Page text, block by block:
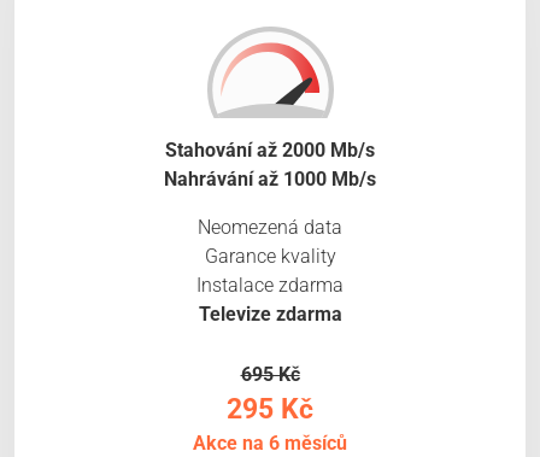
Stahování až 2000 Mb/s
Nahrávání až 1000 Mb/s
Neomezená data
Garance kvality
Instalace zdarma
Televize zdarma
695 Kč
295 Kč
Akce na 6 měsíců